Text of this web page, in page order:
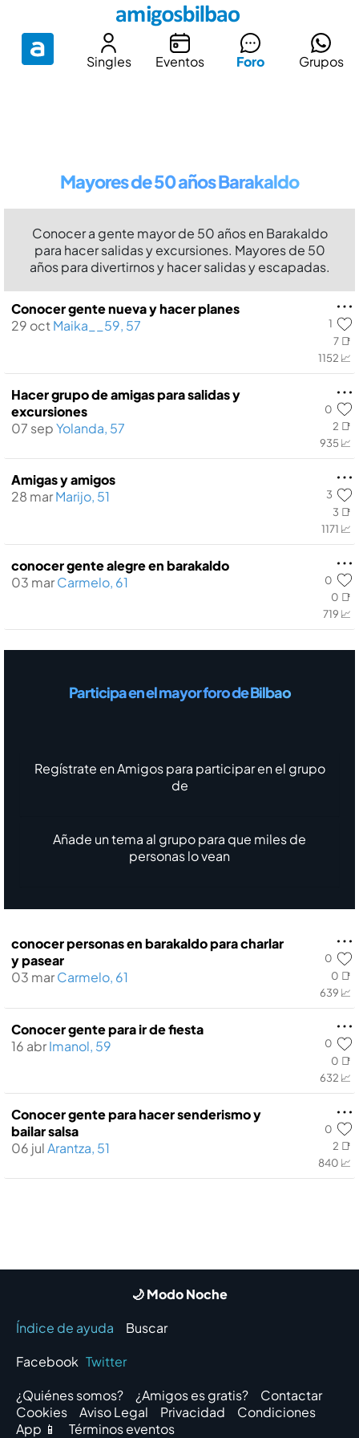
Singles Eventos Foro Grupos
Mayores de 50 años Barakaldo
Conocer a gente mayor de 50 años en Barakaldo
para hacer salidas y excursiones. Mayores de 50
años para divertirnos y hacer salidas y escapadas.
1
7 📑
1152 📈
Conocer gente nueva y hacer planes
29 octMaika__59, 57
0
2 📑
935 📈
Hacer grupo de amigas para salidas y
excursiones
07 sepYolanda, 57
3
3 📑
1171 📈
Amigas y amigos
28 marMarijo, 51
0
0 📑
719 📈
conocer gente alegre en barakaldo
03 marCarmelo, 61
Participa en el mayor foro de Bilbao
Regístrate en Amigos para participar en el grupo
de
Añade un tema al grupo para que miles de
personas lo vean
0
0 📑
639 📈
conocer personas en barakaldo para charlar
y pasear
03 marCarmelo, 61
0
0 📑
632 📈
Conocer gente para ir de fiesta
16 abrImanol, 59
0
2 📑
840 📈
Conocer gente para hacer senderismo y
bailar salsa
06 julArantza, 51
🌙 Modo Noche
Índice de ayuda
Buscar
Facebook Twitter
¿Quiénes somos?
¿Amigos es gratis?
Contactar
Cookies
Aviso Legal Privacidad
Condiciones
App 📱
Términos eventos